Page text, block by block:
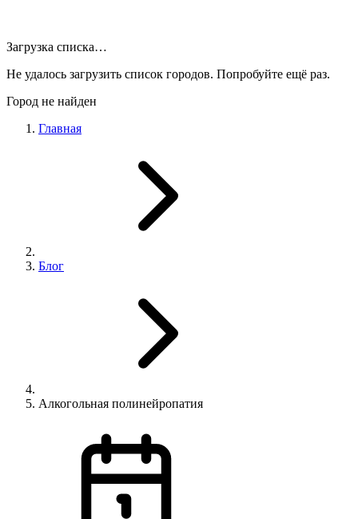
Загрузка списка…
Не удалось загрузить список городов. Попробуйте ещё раз.
Город не найден
Главная
Блог
Алкогольная полинейропатия